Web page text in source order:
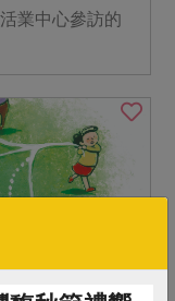
業中心參訪的